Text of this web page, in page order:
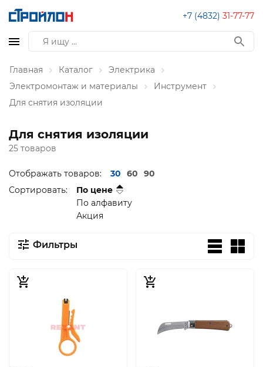
+7 (4832) 31-77-77
Главная Каталог
Электрика
Электромонтаж и материалы
Инструмент
Для снятия изоляции
Для снятия изоляции
25 товаров
Отображать товаров: 30 60
90
Сортировать:
По цене
По алфавиту
Акция
Фильтры